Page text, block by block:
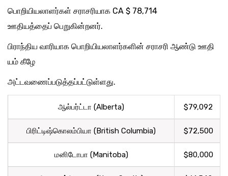
பொறியியலாளர்கள் சராசரியாக CA $ 78,714
ஊதியத்தைப் பெறுகின்றனர்.
பிராந்திய வாரியாக பொறியியலாளர்களின் சராசரி ஆண்டு ஊதி
யம் கீழே
அட்டவணைப்படுத்தப்பட்டுள்ளது.
ஆல்பர்ட்டா (Alberta) $79,092
பிரிட்டிஷ்கொலம்பியா (British Columbia) $72,500
மனிடோபா (Manitoba) $80,000